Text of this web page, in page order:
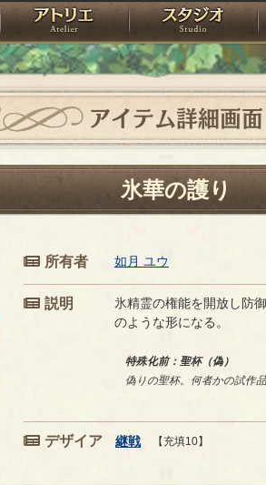
ローレット アトリエ
アイテム詳細画面
氷華の護り
所有者 如月 ユウ
説明
氷精霊の権能を開放し防
のような形になる。
特殊化前：聖杯（偽）
偽りの聖杯。何者かの試作品
デザイア 継戦 【充填10】